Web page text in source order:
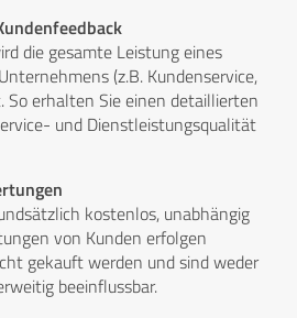
die gesamte Leistung eines
(z.B. Kundenservice,
So erhalten Sie einen detaillierten
und Dienstleistungsqualität
kostenlos, unabhängig
von Kunden erfolgen
gekauft werden und sind weder
beeinflussbar.